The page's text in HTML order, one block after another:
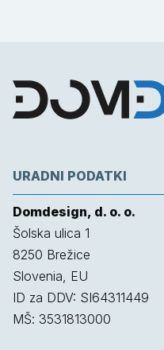
URADNI PODATKI
Domdesign, d. o. o.
Šolska ulica 1
8250 Brežice
Slovenia, EU
ID za DDV: SI64311449
MŠ: 3531813000